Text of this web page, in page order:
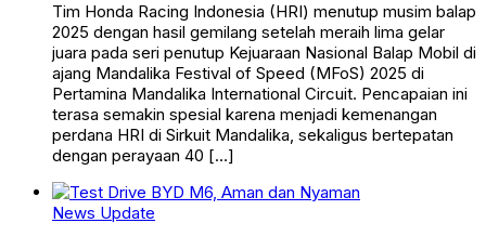
Tim Honda Racing Indonesia (HRI) menutup musim balap
2025 dengan hasil gemilang setelah meraih lima gelar
juara pada seri penutup Kejuaraan Nasional Balap Mobil di
ajang Mandalika Festival of Speed (MFoS) 2025 di
Pertamina Mandalika International Circuit. Pencapaian ini
terasa semakin spesial karena menjadi kemenangan
perdana HRI di Sirkuit Mandalika, sekaligus bertepatan
dengan perayaan 40 […]
News Update